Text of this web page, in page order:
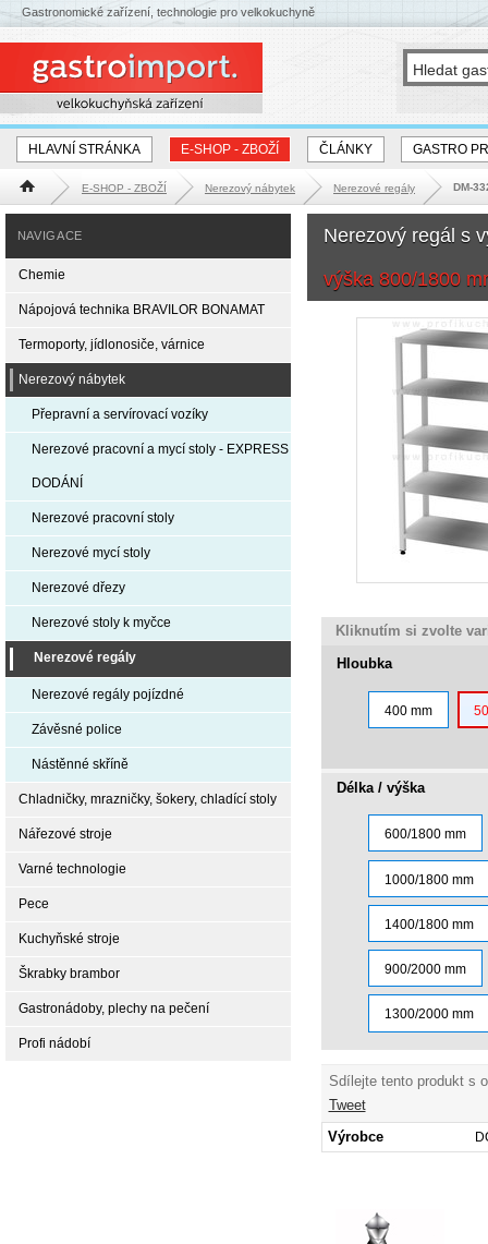
HLAVNÍ STRÁNKA E-SHOP - ZBOŽÍ ČLÁNKY GASTRO
Hlavní stránka E-SHOP - ZBOŽÍ Nerezový nábytek Nerezové regály DM-
Nerezový regál s
výška 800/1800
Kliknutím si zvolte
Hloubka
400 mm
Délka / výška
600/1800 mm
1000/1800 mm
1400/1800 mm
900/2000 mm
1300/2000 mm
Sdílejte tento produkt s
Tweet
Výrobce
NAVIGACE
Chemie
Nápojová technika BRAVILOR BONAMAT
Termoporty, jídlonosiče, várnice
Nerezový nábytek
Přepravní a servírovací vozíky
Nerezové pracovní a mycí stoly - EXPRESS
DODÁNÍ
Nerezové pracovní stoly
Nerezové mycí stoly
Nerezové dřezy
Nerezové stoly k myčce
Nerezové regály
Nerezové regály pojízdné
Závěsné police
Nástěnné skříně
Chladničky, mrazničky, šokery, chladící stoly
Nářezové stroje
Varné technologie
Pece
Kuchyňské stroje
Škrabky brambor
Gastronádoby, plechy na pečení
Profi nádobí
Gastronomické zařízení, technologie pro velkokuchyně